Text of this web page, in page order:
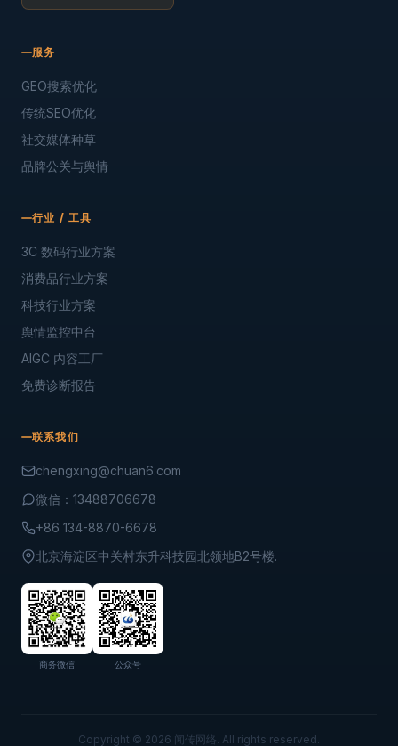
闻传网络是品牌搜索优化、关键词排名提升、品牌建设、官网
长，助力企业闻传天下。
GEO · SEO · EPR · AIGC
GEO搜索优化
传统SEO优化
品牌公关与舆情
3C 数码行业方案
舆情监控中台
AIGC 内容工厂
免费诊断报告
chengxing@chuan6.com